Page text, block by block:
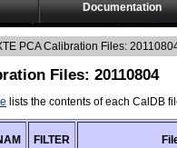
Documentation
PCA Calibration Files:
Files: 20110804
lists the contents of each CalDB
FILTER